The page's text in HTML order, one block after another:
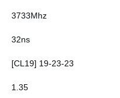
3733Mhz
32ns
[CL19] 19-23-23
1.35